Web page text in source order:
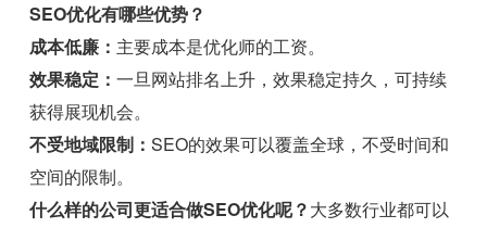
SEO优化有哪些优势？
成本低廉： 主要成本是优化师的工资。
效果稳定：一旦网站排名上升，效果稳定持久，可持续
获得展现机会。
不受地域限制：SEO的效果可以覆盖全球，不受时间和
空间的限制。
什么样的公司更适合做SEO优化呢？大多数行业都可以